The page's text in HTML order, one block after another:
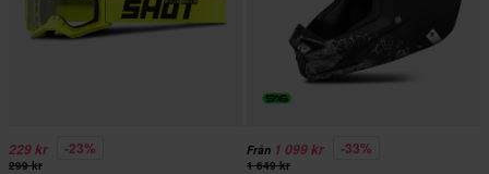
229 kr -23%
299 kr
Från 1 099 kr -33%
1 649 kr